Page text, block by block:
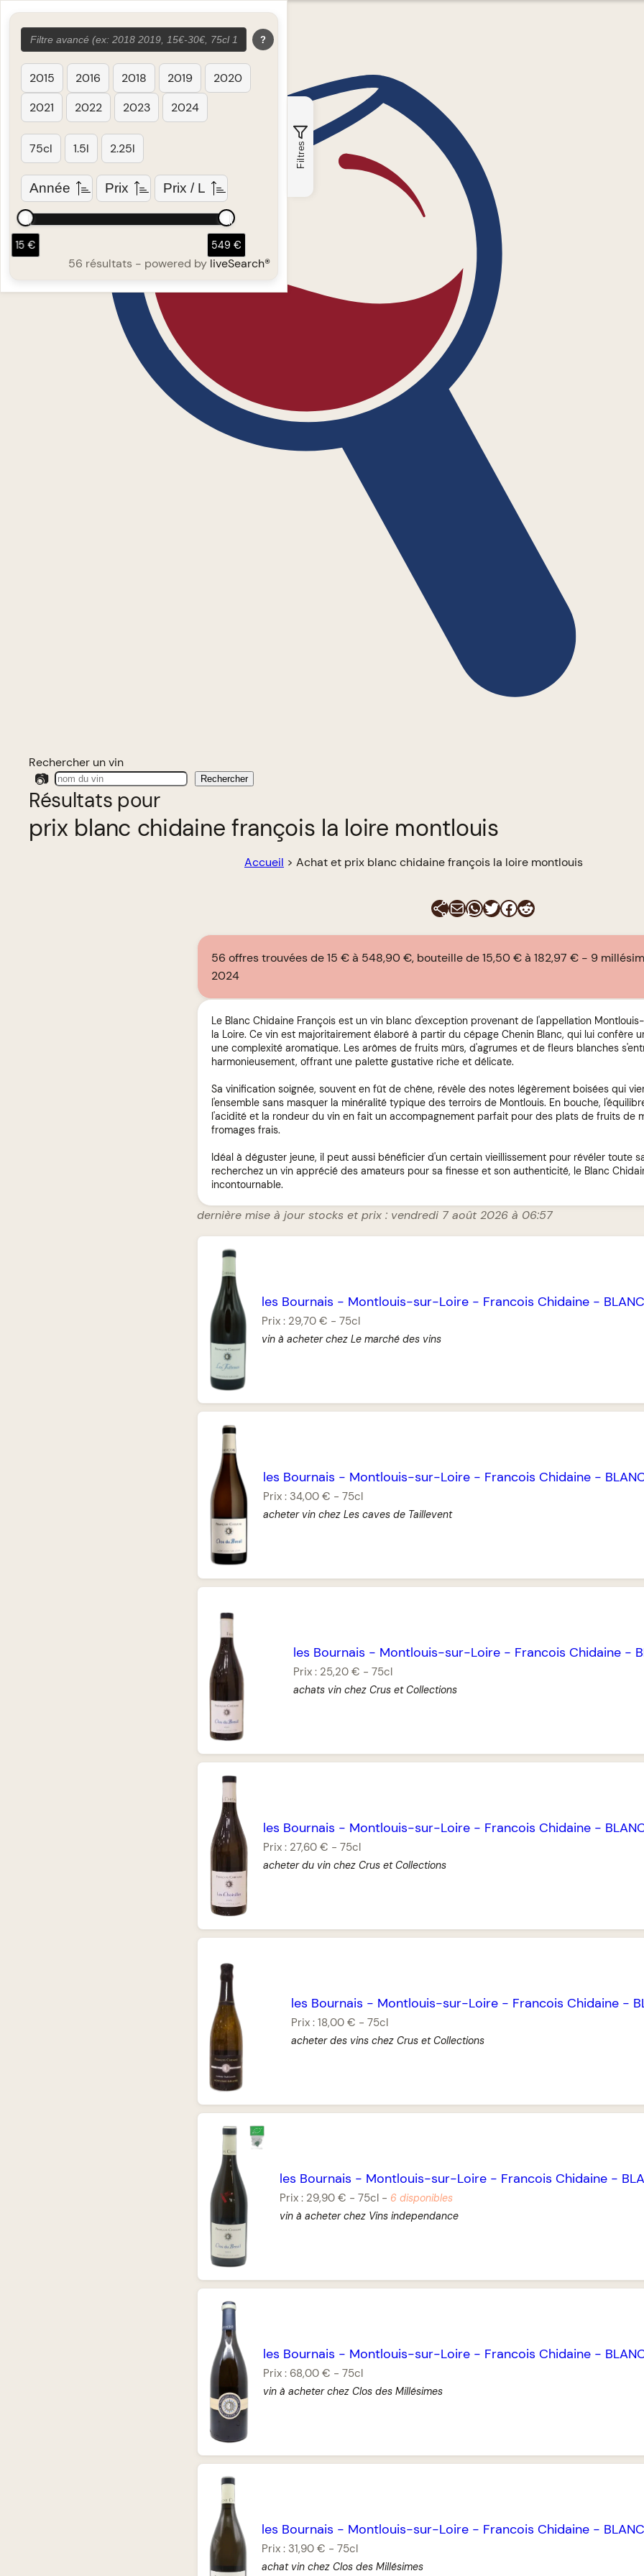
Rechercher un vin
📷 Rechercher
Résultats pour
prix blanc chidaine françois la loire montlouis
Accueil > Achat et prix blanc chidaine françois la loire montlouis
E-mailWhatsApp
Twitter
Facebook
Reddit
56 offres trouvées de 15 € à 548,90 €, bouteille de 15,50 € à 182,97 €
9
2024
Le Blanc Chidaine François est un vin blanc d'exception provenant de l'appellation
la Loire. Ce vin est majoritairement élaboré à partir du cépage Chenin Blanc, qui lui confère
une complexité aromatique. Les arômes de fruits mûrs, d'agrumes et de fleurs blanches
harmonieusement, offrant une palette gustative riche et délicate.
Sa vinification soignée, souvent en fût de chêne, révèle des notes légèrement boisées qui
l'ensemble sans masquer la minéralité typique des terroirs de Montlouis. En bouche,
l'acidité et la rondeur du vin en fait un accompagnement parfait pour des plats de fruits de
fromages frais.
Idéal à déguster jeune, il peut aussi bénéficier d'un certain vieillissement pour révéler toute
recherchez un vin apprécié des amateurs pour sa finesse et son authenticité, le Blanc
incontournable.
dernière mise à jour stocks et prix : vendredi 7 août 2026 à 06:57
les Bournais - Montlouis-sur-Loire- Francois Chidaine- BLANC
Prix : 29,70 € - 75cl
vin à acheter chez Le marché des vins
les Bournais - Montlouis-sur-Loire- Francois Chidaine-
Prix : 34,00 € - 75cl
acheter vin chez Les caves de Taillevent
les Bournais - Montlouis-sur-Loire - Francois Chidaine -
Prix : 25,20 € -75cl
achats vin chez Crus et Collections
les Bournais - Montlouis-sur-Loire - Francois Chidaine -
Prix : 27,60 € -75cl
acheter du vin chez Crus et Collections
les Bournais - Montlouis-sur-Loire- Francois Chidaine-
Prix : 18,00 € - 75cl
acheter des vins chez Crus et Collections
les Bournais - Montlouis-sur-Loire - Francois Chidaine -
Prix : 29,90 € -75cl - 6 disponibles
vin à acheter chez Vins independance
les Bournais - Montlouis-sur-Loire- Francois Chidaine-
Prix : 68,00 € - 75cl
vin à acheter chez Clos des Millésimes
les Bournais - Montlouis-sur-Loire - Francois Chidaine - BLANC
Prix : 31,90 € -75cl
achat vin chez Clos des Millésimes
?
56 résultats - powered by liveSearch®
2015 2016 2018 2019
2020
2021
2022 2023 2024
75cl 1.5l 2.25l
15 € 549 €
Année Prix Prix / L
Filtres